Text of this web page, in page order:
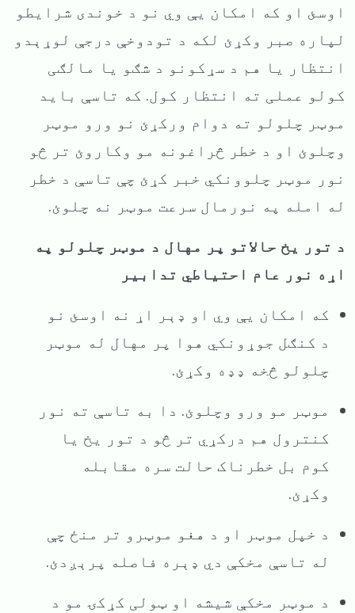
اوسئ او که امکان یې وي نو د خوندی شرایطو
لپاره صبر وکړئ لکه د تودوخې درجې لوړېدو
انتظار یا هم د سړکونو د شګو یا مالګی
کولو عملی ته انتظار کول. که تاسې باید
موټر چلولو ته دوام ورکړئ نو ورو موټر
وچلوئ او د خطر څراغونه مو وکاروئ تر څو
نور موټر چلوونکي خبر کړئ چې تاسې د خطر
له امله په نورمال سرعت موټر نه چلوئ.
د تور یخ حالاتو پر مهال د موټر چلولو په
اړه نور عام احتیاطي تدابیر
که امکان یې وي او ډېر اړ نه اوسئ نو
د کنګل جوړونکي هوا پر مهال له موټر
چلولو څخه ډډه وکړئ.
موټر مو ورو وچلوئ. دا به تاسې ته نور
کنترول هم درکړي تر څو د تور یخ یا
کوم بل خطرناک حالت سره مقابله
وکړئ.
د خپل موټر او د هغو موټرو تر منځ چې
له تاسې مخکې دي ډېره فاصله پرېږدئ.
د موټر مخکې شیشه او ټولی کړکۍ مو د